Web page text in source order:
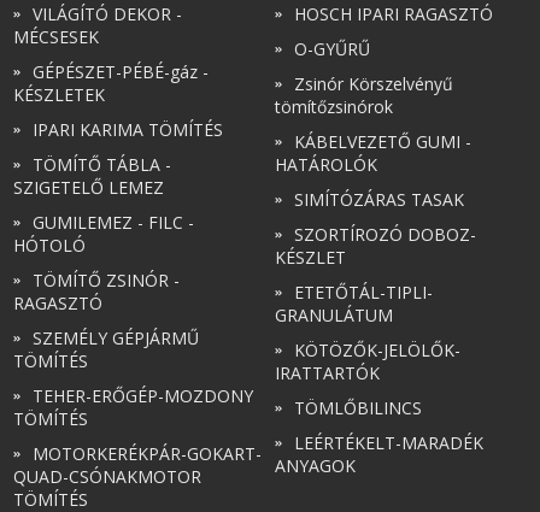
VILÁGÍTÓ DEKOR -
MÉCSESEK
GÉPÉSZET-PÉBÉ-gáz -
KÉSZLETEK
IPARI KARIMA TÖMÍTÉS
TÖMÍTŐ TÁBLA -
SZIGETELŐ LEMEZ
GUMILEMEZ - FILC -
HÓTOLÓ
TÖMÍTŐ ZSINÓR -
RAGASZTÓ
SZEMÉLY GÉPJÁRMŰ
TÖMÍTÉS
TEHER-ERŐGÉP-MOZDONY
TÖMÍTÉS
MOTORKERÉKPÁR-GOKART-
QUAD-CSÓNAKMOTOR
TÖMÍTÉS
HOSCH IPARI RAGASZTÓ
O-GYŰRŰ
Zsinór Körszelvényű
tömítőzsinórok
KÁBELVEZETŐ GUMI -
HATÁROLÓK
SIMÍTÓZÁRAS TASAK
SZORTÍROZÓ DOBOZ-
KÉSZLET
ETETŐTÁL-TIPLI-
GRANULÁTUM
KÖTÖZŐK-JELÖLŐK-
IRATTARTÓK
TÖMLŐBILINCS
LEÉRTÉKELT-MARADÉK
ANYAGOK